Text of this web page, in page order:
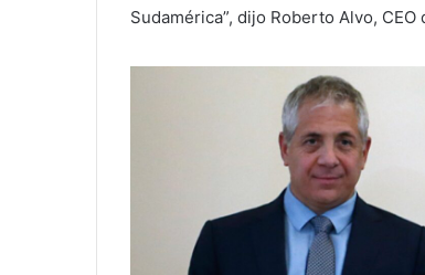
Sudamérica”, dijo Roberto Alvo,